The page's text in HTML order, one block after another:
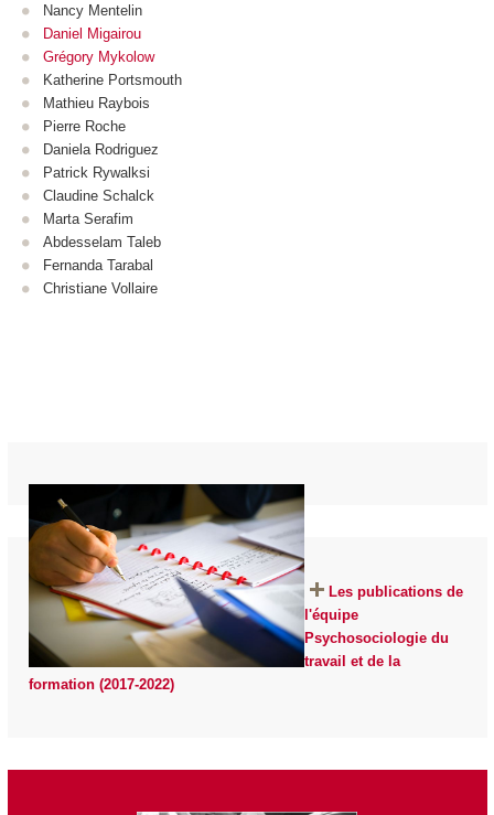
Nancy Mentelin
Daniel Migairou
Grégory Mykolow
Katherine Portsmouth
Mathieu Raybois
Pierre Roche
Daniela Rodriguez
Patrick Rywalksi
Claudine Schalck
Marta Serafim
Abdesselam Taleb
Fernanda Tarabal
Christiane Vollaire
Les publications de
l'équipe
Psychosociologie du
travail et de la
formation (2017-2022)